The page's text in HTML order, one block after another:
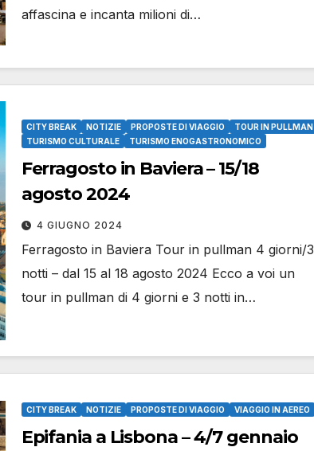
affascina e incanta milioni di…
CITY BREAK NOTIZIE PROPOSTE DI VIAGGIO
TOUR IN PULLMAN
TURISMO CULTURALE
TURISMO ENOGASTRONOMICO
Ferragosto in Baviera – 15/18
agosto 2024
4 GIUGNO 2024
Ferragosto in Baviera Tour in pullman 4 giorni/3
notti – dal 15 al 18 agosto 2024 Ecco a voi un
tour in pullman di 4 giorni e 3 notti in…
CITY BREAK NOTIZIE PROPOSTE DI VIAGGIO VIAGGIO IN AEREO
Epifania a Lisbona – 4/7 gennaio